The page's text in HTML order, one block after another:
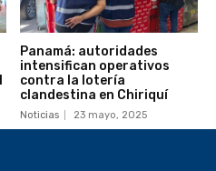
Panamá: autoridades
intensifican operativos
contra la lotería
clandestina en Chiriquí
Noticias 23 mayo, 2025